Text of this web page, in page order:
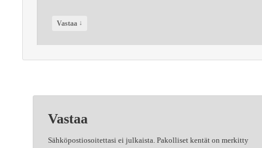
Vastaa ↓
Vastaa
Sähköpostiosoitettasi ei julkaista. Pakolliset kentät on merkitty